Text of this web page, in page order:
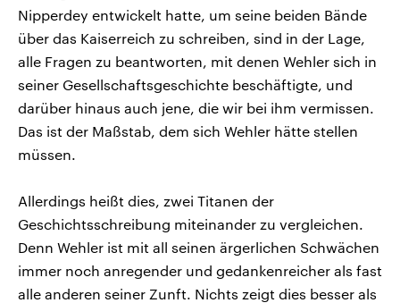
Nipperdey entwickelt hatte, um seine beiden Bände
über das Kaiserreich zu schreiben, sind in der Lage,
alle Fragen zu beantworten, mit denen Wehler sich in
seiner Gesellschaftsgeschichte beschäftigte, und
darüber hinaus auch jene, die wir bei ihm vermissen.
Das ist der Maßstab, dem sich Wehler hätte stellen
müssen.
Allerdings heißt dies, zwei Titanen der
Geschichtsschreibung miteinander zu vergleichen.
Denn Wehler ist mit all seinen ärgerlichen Schwächen
immer noch anregender und gedankenreicher als fast
alle anderen seiner Zunft. Nichts zeigt dies besser als